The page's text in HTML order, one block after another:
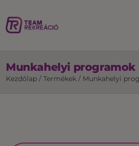
Munkahelyi programok
Kezdőlap / Termékek / Munkahelyi